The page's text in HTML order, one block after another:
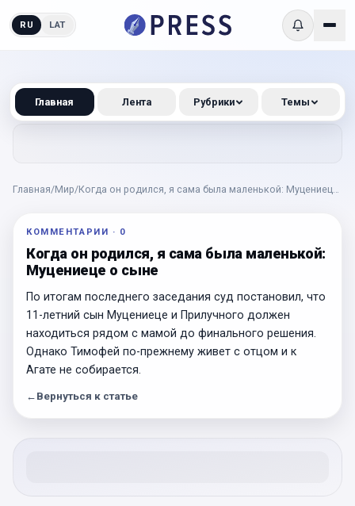
RU LAT
Главная/Мир/Когда он родился, я сама была маленькой: Муцениеце
КОММЕНТАРИИ · 0
Когда он родился, я сама была маленькой:
Муцениеце о сыне
По итогам последнего заседания суд постановил, что
11-летний сын Муцениеце и Прилучного должен
находиться рядом с мамой до финального решения.
Однако Тимофей по-прежнему живет с отцом и к
Агате не собирается.
← Вернуться к статье
Главная Лента Рубрики Темы